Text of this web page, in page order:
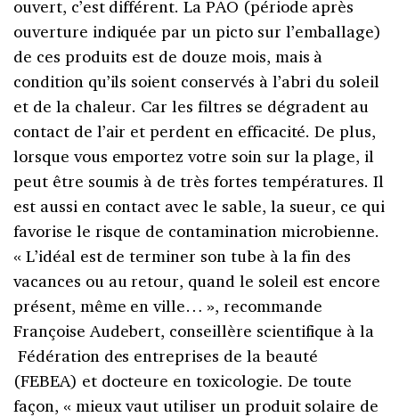
ouvert, c’est différent. La PAO (période après
ouverture indiquée par un picto sur l’emballage)
de ces produits est de douze mois, mais à
condition qu’ils soient conservés à l’abri du soleil
et de la chaleur. Car les filtres se dégradent au
contact de l’air et perdent en efficacité. De plus,
lorsque vous emportez votre soin sur la plage, il
peut être soumis à de très fortes températures. Il
est aussi en contact avec le sable, la sueur, ce qui
favorise le risque de contamination microbienne.
« L’idéal est de terminer son tube à la fin des
vacances ou au retour, quand le soleil est encore
présent, même en ville… », recommande
Françoise Audebert, conseillère scientifique à la
Fédération des entreprises de la beauté
(FEBEA) et docteure en toxicologie. De toute
façon, « mieux vaut utiliser un produit solaire de